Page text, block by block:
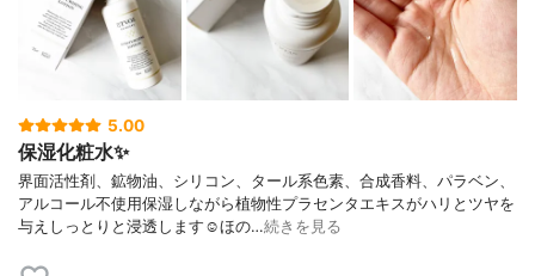
5.00
保湿化粧水✨
界面活性剤、鉱物油、シリコン、タール系色素、合成香料、パラベン、
アルコール不使用保湿しながら植物性プラセンタエキスがハリとツヤを
与えしっとりと浸透します☺︎ほの…続きを見る